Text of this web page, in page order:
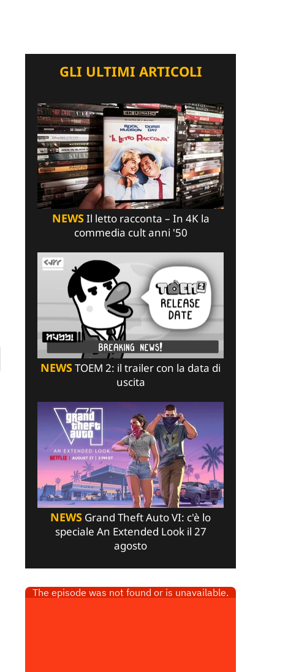
GLI ULTIMI ARTICOLI
NEWSIl letto racconta – In 4K la
commedia cult anni '50
NEWSTOEM 2: il trailer con la data di
uscita
NEWS Grand Theft Auto VI: c'è lo
speciale An Extended Look il 27
agosto